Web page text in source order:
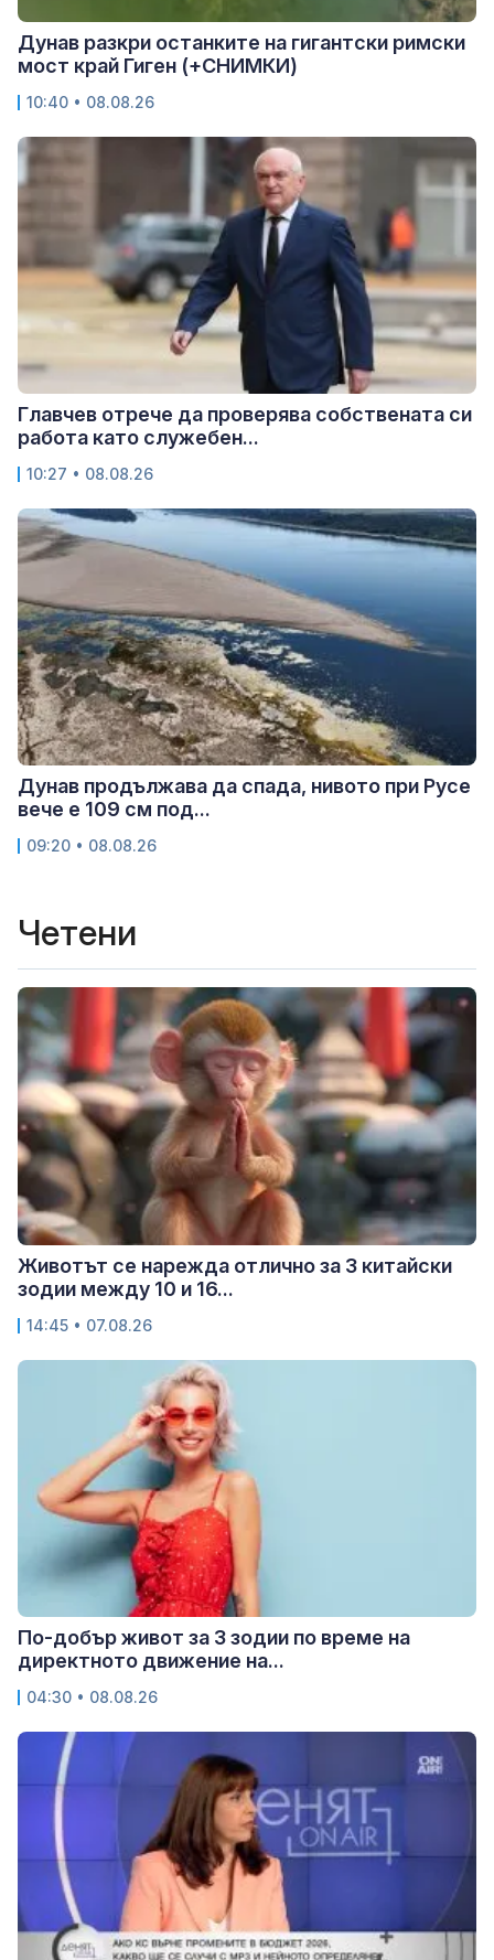
Дунав разкри останките на гигантски римски
мост край Гиген (+СНИМКИ)
10:40 • 08.08.26
Главчев отрече да проверява собствената си
работа като служебен...
10:27 • 08.08.26
Дунав продължава да спада, нивото при Русе
вече е 109 см под...
09:20 • 08.08.26
Четени
Животът се нарежда отлично за 3 китайски
зодии между 10 и 16...
14:45 • 07.08.26
По-добър живот за 3 зодии по време на
директното движение на...
04:30 • 08.08.26